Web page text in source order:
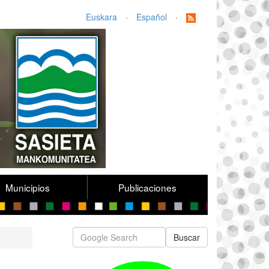
Euskara · Español ·
Municipios Publicaciones
Buscar